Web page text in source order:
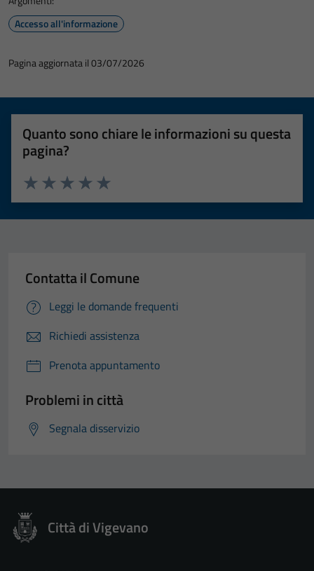
Accesso all'informazione
Pagina aggiornata il 03/07/2026
Quanto sono chiare le informazioni su questa
pagina?
Valuta 5 stelle su 5
Valuta 4 stelle su 5
Valuta 3 stelle su 5
Valuta 2 stelle su 5
Valuta 1 stelle su 5
Contatta il Comune
Leggi le domande frequenti
Richiedi assistenza
Prenota appuntamento
Problemi in città
Segnala disservizio
Città di Vigevano